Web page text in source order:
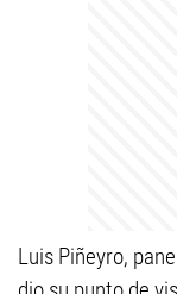
Luis Piñeyro,